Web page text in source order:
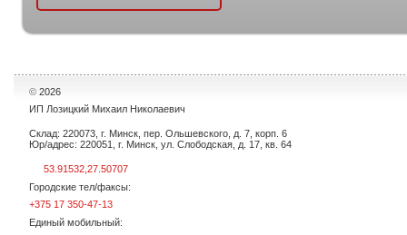
© 2026
ИП Лозицкий Михаил Николаевич
Склад: 220073, г. Минск, пер. Ольшевского, д. 7, корп. 6
Юр/адрес: 220051, г. Минск, ул. Слободская, д. 17, кв. 64
53.91532,27.50707
Городские тел/факсы:
+375 17 350-47-13
Единый мобильный: